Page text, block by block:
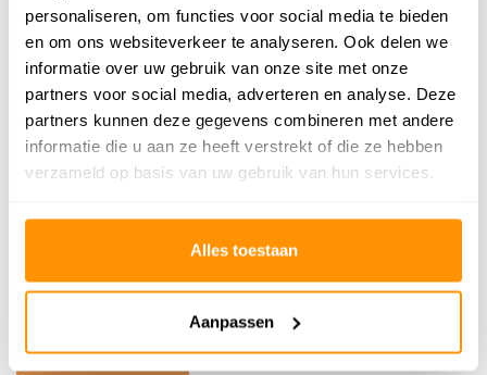
personaliseren, om functies voor social media te bieden
en om ons websiteverkeer te analyseren. Ook delen we
informatie over uw gebruik van onze site met onze
partners voor social media, adverteren en analyse. Deze
partners kunnen deze gegevens combineren met andere
informatie die u aan ze heeft verstrekt of die ze hebben
verzameld op basis van uw gebruik van hun services.
Alles toestaan
Aanpassen
Reviews
op 15 November
Mooi
Schrijf je eigen review